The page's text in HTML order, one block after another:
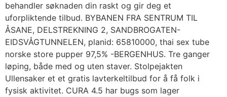
behandler søknaden din raskt og gir deg et
uforpliktende tilbud. BYBANEN FRA SENTRUM TIL
ÅSANE, DELSTREKNING 2, SANDBROGATEN-
EIDSVÅGTUNNELEN, planid: 65810000, thai sex tube
norske store pupper 97,5% -BERGENHUS. Tre ganger
løping, både med og uten staver. Stolpejakten
Ullensaker et et gratis lavterkeltilbud for å få folk i
fysisk aktivitet. CURA 4.5 har bugs som lager